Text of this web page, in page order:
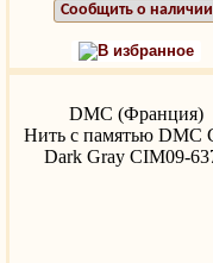
Сообщить о наличии
В избранное
DMC (Франция)
Нить с памятью DMC
Dark Gray CIM09-